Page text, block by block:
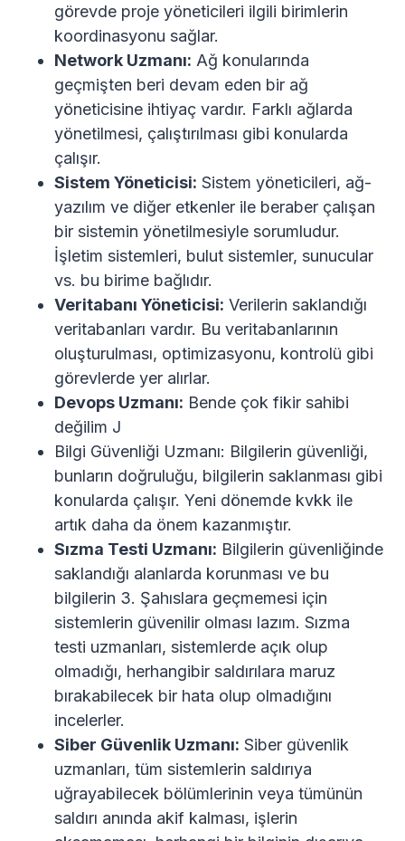
görevde proje yöneticileri ilgili birimlerin
koordinasyonu sağlar.
Network Uzmanı: Ağ konularında
geçmişten beri devam eden bir ağ
yöneticisine ihtiyaç vardır. Farklı ağlarda
yönetilmesi, çalıştırılması gibi konularda
çalışır.
Sistem Yöneticisi: Sistem yöneticileri, ağ-
yazılım ve diğer etkenler ile beraber çalışan
bir sistemin yönetilmesiyle sorumludur.
İşletim sistemleri, bulut sistemler, sunucular
vs. bu birime bağlıdır.
Veritabanı Yöneticisi: Verilerin saklandığı
veritabanları vardır. Bu veritabanlarının
oluşturulması, optimizasyonu, kontrolü gibi
görevlerde yer alırlar.
Devops Uzmanı: Bende çok fikir sahibi
değilim J
Bilgi Güvenliği Uzmanı: Bilgilerin güvenliği,
bunların doğruluğu, bilgilerin saklanması gibi
konularda çalışır. Yeni dönemde kvkk ile
artık daha da önem kazanmıştır.
Sızma Testi Uzmanı: Bilgilerin güvenliğinde
saklandığı alanlarda korunması ve bu
bilgilerin 3. Şahıslara geçmemesi için
sistemlerin güvenilir olması lazım. Sızma
testi uzmanları, sistemlerde açık olup
olmadığı, herhangibir saldırılara maruz
bırakabilecek bir hata olup olmadığını
incelerler.
Siber Güvenlik Uzmanı: Siber güvenlik
uzmanları, tüm sistemlerin saldırıya
uğrayabilecek bölümlerinin veya tümünün
saldırı anında akif kalması, işlerin